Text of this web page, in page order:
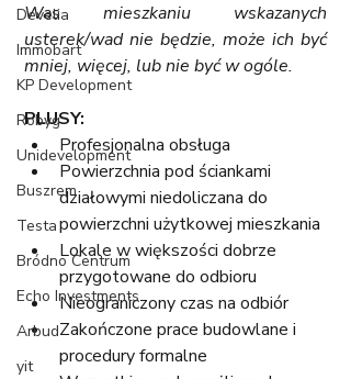
Develia
Immobart
KP Development
Robyg
Unidevelopment
Buszrem
Testa
Bródno Centrum
Echo Investments
Arbud
yit
Was mieszkaniu wskazanych
usterek/wad nie będzie, może ich być
mniej, więcej, lub nie być w ogóle.
PLUSY:
Profesjonalna obsługa
Powierzchnia pod ściankami
działowymi niedoliczana do
powierzchni użytkowej mieszkania
Lokale w większości dobrze
przygotowane do odbioru
Nieograniczony czas na odbiór
Zakończone prace budowlane i
procedury formalne